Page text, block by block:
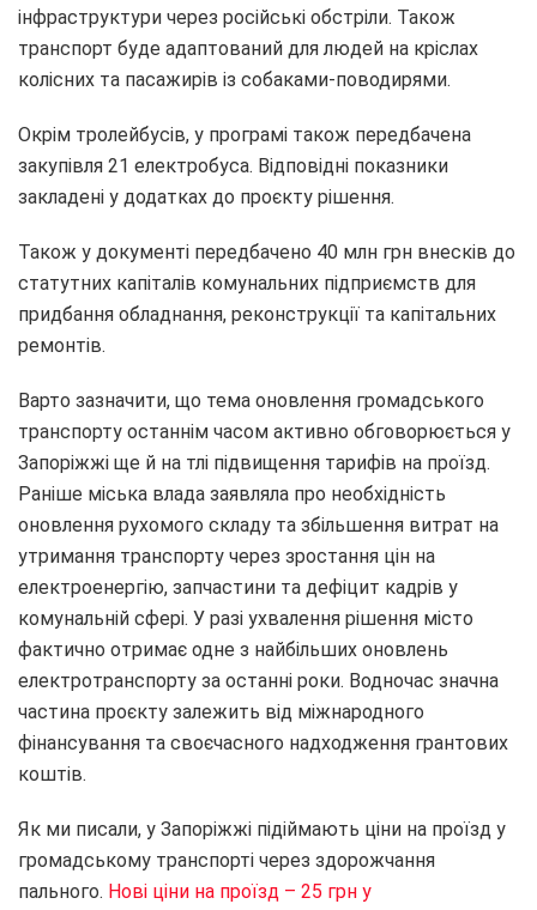
інфраструктури через російські обстріли. Також
транспорт буде адаптований для людей на кріслах
колісних та пасажирів із собаками-поводирями.
Окрім тролейбусів, у програмі також передбачена
закупівля 21 електробуса. Відповідні показники
закладені у додатках до проєкту рішення.
Також у документі передбачено 40 млн грн внесків до
статутних капіталів комунальних підприємств для
придбання обладнання, реконструкції та капітальних
ремонтів.
Варто зазначити, що тема оновлення громадського
транспорту останнім часом активно обговорюється у
Запоріжжі ще й на тлі підвищення тарифів на проїзд.
Раніше міська влада заявляла про необхідність
оновлення рухомого складу та збільшення витрат на
утримання транспорту через зростання цін на
електроенергію, запчастини та дефіцит кадрів у
комунальній сфері. У разі ухвалення рішення місто
фактично отримає одне з найбільших оновлень
електротранспорту за останні роки. Водночас значна
частина проєкту залежить від міжнародного
фінансування та своєчасного надходження грантових
коштів.
Як ми писали, у Запоріжжі підіймають ціни на проїзд у
громадському транспорті через здорожчання
пального. Нові ціни на проїзд – 25 грн у